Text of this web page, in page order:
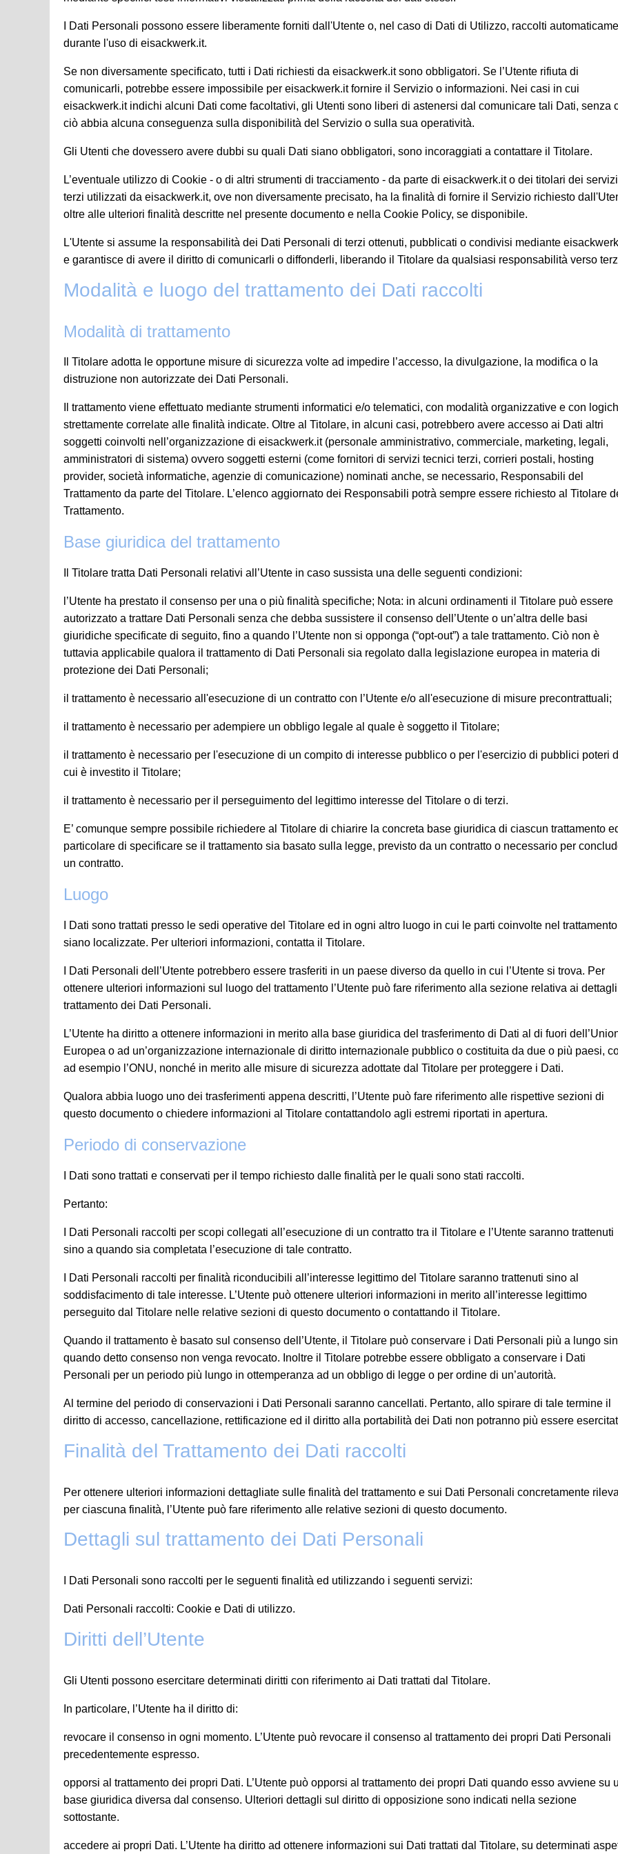
I Dati Personali possono essere liberamente forniti dall'Utente o, nel caso di Dati di Utilizzo, raccolti
durante l'uso di eisackwerk.it.
Se non diversamente specificato, tutti i Dati richiesti da eisackwerk.it sono obbligatori. Se l’Utente rifiuta di
comunicarli, potrebbe essere impossibile per eisackwerk.it fornire il Servizio o informazioni. Nei casi in cui
eisackwerk.it indichi alcuni Dati come facoltativi, gli Utenti sono liberi di astenersi dal comunicare tali Dati, senza
ciò abbia alcuna conseguenza sulla disponibilità del Servizio o sulla sua operatività.
Gli Utenti che dovessero avere dubbi su quali Dati siano obbligatori, sono incoraggiati a contattare il Titolare.
L’eventuale utilizzo di Cookie - o di altri strumenti di tracciamento - da parte di eisackwerk.it o dei titolari dei servizi
terzi utilizzati da eisackwerk.it, ove non diversamente precisato, ha la finalità di fornire il Servizio richiesto
oltre alle ulteriori finalità descritte nel presente documento e nella Cookie Policy, se disponibile.
L'Utente si assume la responsabilità dei Dati Personali di terzi ottenuti, pubblicati o condivisi mediante
e garantisce di avere il diritto di comunicarli o diffonderli, liberando il Titolare da qualsiasi responsabilità verso
Modalità e luogo del trattamento dei Dati raccolti
Modalità di trattamento
Il Titolare adotta le opportune misure di sicurezza volte ad impedire l’accesso, la divulgazione, la modifica o la
distruzione non autorizzate dei Dati Personali.
Il trattamento viene effettuato mediante strumenti informatici e/o telematici, con modalità organizzative e con
strettamente correlate alle finalità indicate. Oltre al Titolare, in alcuni casi, potrebbero avere accesso ai Dati altri
soggetti coinvolti nell’organizzazione di eisackwerk.it (personale amministrativo, commerciale, marketing, legali,
amministratori di sistema) ovvero soggetti esterni (come fornitori di servizi tecnici terzi, corrieri postali, hosting
provider, società informatiche, agenzie di comunicazione) nominati anche, se necessario, Responsabili del
Trattamento da parte del Titolare. L’elenco aggiornato dei Responsabili potrà sempre essere richiesto al Titolare
Trattamento.
Base giuridica del trattamento
Il Titolare tratta Dati Personali relativi all’Utente in caso sussista una delle seguenti condizioni:
l’Utente ha prestato il consenso per una o più finalità specifiche; Nota: in alcuni ordinamenti il Titolare può essere
autorizzato a trattare Dati Personali senza che debba sussistere il consenso dell’Utente o un’altra delle basi
giuridiche specificate di seguito, fino a quando l’Utente non si opponga (“opt-out”) a tale trattamento. Ciò non è
tuttavia applicabile qualora il trattamento di Dati Personali sia regolato dalla legislazione europea in materia di
protezione dei Dati Personali;
il trattamento è necessario all'esecuzione di un contratto con l’Utente e/o all'esecuzione di misure precontrattuali;
il trattamento è necessario per adempiere un obbligo legale al quale è soggetto il Titolare;
il trattamento è necessario per l'esecuzione di un compito di interesse pubblico o per l'esercizio di pubblici poteri
cui è investito il Titolare;
il trattamento è necessario per il perseguimento del legittimo interesse del Titolare o di terzi.
E’ comunque sempre possibile richiedere al Titolare di chiarire la concreta base giuridica di ciascun trattamento
particolare di specificare se il trattamento sia basato sulla legge, previsto da un contratto o necessario per
un contratto.
Luogo
I Dati sono trattati presso le sedi operative del Titolare ed in ogni altro luogo in cui le parti coinvolte nel trattamento
siano localizzate. Per ulteriori informazioni, contatta il Titolare.
I Dati Personali dell’Utente potrebbero essere trasferiti in un paese diverso da quello in cui l’Utente si trova. Per
ottenere ulteriori informazioni sul luogo del trattamento l’Utente può fare riferimento alla sezione relativa ai dettagli
trattamento dei Dati Personali.
L’Utente ha diritto a ottenere informazioni in merito alla base giuridica del trasferimento di Dati al di fuori
Europea o ad un’organizzazione internazionale di diritto internazionale pubblico o costituita da due o più paesi,
ad esempio l’ONU, nonché in merito alle misure di sicurezza adottate dal Titolare per proteggere i Dati.
Qualora abbia luogo uno dei trasferimenti appena descritti, l’Utente può fare riferimento alle rispettive sezioni di
questo documento o chiedere informazioni al Titolare contattandolo agli estremi riportati in apertura.
Periodo di conservazione
I Dati sono trattati e conservati per il tempo richiesto dalle finalità per le quali sono stati raccolti.
Pertanto:
I Dati Personali raccolti per scopi collegati all’esecuzione di un contratto tra il Titolare e l’Utente saranno trattenuti
sino a quando sia completata l’esecuzione di tale contratto.
I Dati Personali raccolti per finalità riconducibili all’interesse legittimo del Titolare saranno trattenuti sino al
soddisfacimento di tale interesse. L’Utente può ottenere ulteriori informazioni in merito all’interesse legittimo
perseguito dal Titolare nelle relative sezioni di questo documento o contattando il Titolare.
Quando il trattamento è basato sul consenso dell’Utente, il Titolare può conservare i Dati Personali più a lungo
quando detto consenso non venga revocato. Inoltre il Titolare potrebbe essere obbligato a conservare i Dati
Personali per un periodo più lungo in ottemperanza ad un obbligo di legge o per ordine di un’autorità.
Al termine del periodo di conservazioni i Dati Personali saranno cancellati. Pertanto, allo spirare di tale termine il
diritto di accesso, cancellazione, rettificazione ed il diritto alla portabilità dei Dati non potranno più essere
Finalità del Trattamento dei Dati raccolti
Per ottenere ulteriori informazioni dettagliate sulle finalità del trattamento e sui Dati Personali concretamente
per ciascuna finalità, l’Utente può fare riferimento alle relative sezioni di questo documento.
Dettagli sul trattamento dei Dati Personali
I Dati Personali sono raccolti per le seguenti finalità ed utilizzando i seguenti servizi:
Dati Personali raccolti: Cookie e Dati di utilizzo.
Diritti dell’Utente
Gli Utenti possono esercitare determinati diritti con riferimento ai Dati trattati dal Titolare.
In particolare, l’Utente ha il diritto di:
revocare il consenso in ogni momento. L’Utente può revocare il consenso al trattamento dei propri Dati Personali
precedentemente espresso.
opporsi al trattamento dei propri Dati. L’Utente può opporsi al trattamento dei propri Dati quando esso avviene su
base giuridica diversa dal consenso. Ulteriori dettagli sul diritto di opposizione sono indicati nella sezione
sottostante.
accedere ai propri Dati. L’Utente ha diritto ad ottenere informazioni sui Dati trattati dal Titolare, su determinati